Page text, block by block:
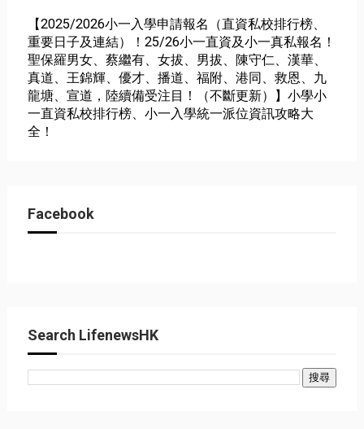
【2025/2026小一入學申請報名（直資私校排行榜、
重要日子及連結）！25/26小一直資及小一真私報名！
聖保羅男女、蔡繼有、女拔、男拔、陳守仁、漢華、
真道、王錦輝、優才、播道、福附、港同、救恩、九
龍塘、宣道，陸續備受注目！（不斷更新）】小學小
一直資私校排行榜、小一入學統一派位資訊攻略大
全！
Facebook
Search LifenewsHK